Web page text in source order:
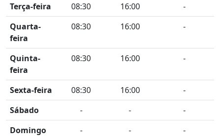
Terça-feira 08:30 16:00
-
Quarta-
feira
08:30 16:00 -
Quinta-
feira
08:30 16:00 -
Sexta-feira 08:30 16:00
-
Sábado
- -
-
Domingo
- - -